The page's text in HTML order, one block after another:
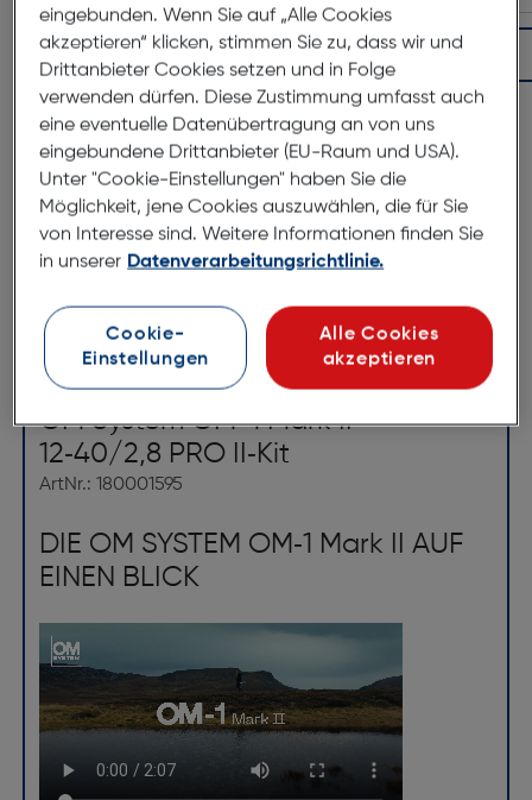
In den Warenkorb
Produktbeschreibung
OM System OM-1 Mark II +
12‑40/2,8 PRO II‑Kit
ArtNr.: 180001595
DIE OM SYSTEM OM‑1 Mark II AUF
EINEN BLICK
eingebunden. Wenn Sie auf „Alle Cookies
akzeptieren“ klicken, stimmen Sie zu, dass wir und
Drittanbieter Cookies setzen und in Folge
verwenden dürfen. Diese Zustimmung umfasst auch
eine eventuelle Datenübertragung an von uns
eingebundene Drittanbieter (EU-Raum und USA).
Unter "Cookie-Einstellungen" haben Sie die
Möglichkeit, jene Cookies auszuwählen, die für Sie
von Interesse sind. Weitere Informationen finden Sie
in unserer Datenverarbeitungsrichtlinie.
Cookie-
Einstellungen
Alle Cookies
akzeptieren